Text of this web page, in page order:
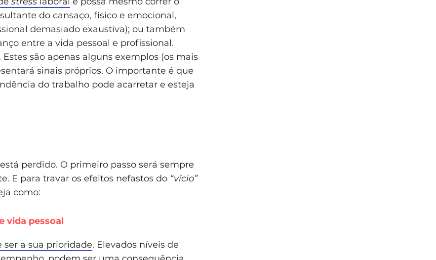
do cansaço, físico e emocional,
demasiado exaustiva); ou também
entre a vida pessoal e profissional.
são apenas alguns exemplos (os mais
sinais próprios. O importante é que
do trabalho pode acarretar e esteja
perdido. O primeiro passo será sempre
E para travar os efeitos nefastos do “vício”
como:
vida pessoal
ser a sua prioridade. Elevados níveis de